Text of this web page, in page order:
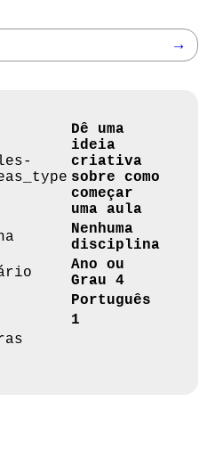
→
Dê uma
ideia
criativa
sobre como
começar
uma aula
Nenhuma
disciplina
Ano ou
Grau 4
Português
1